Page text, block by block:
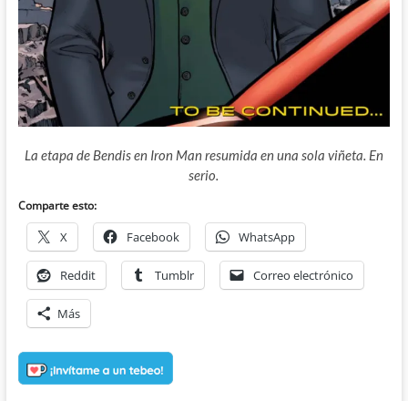
La etapa de Bendis en Iron Man resumida en una sola viñeta. En
serio.
Comparte esto:
X Facebook WhatsApp
Reddit Tumblr Correo electrónico
Más